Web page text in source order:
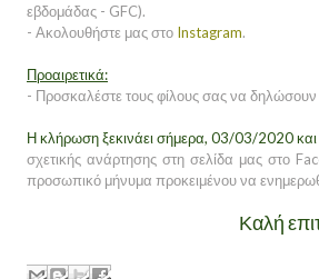
εβδομάδας - GFC).
- Ακολουθήστε μας στο Instagram.
Προαιρετικά:
- Προσκαλέστε τους φίλους σας να δηλώσουν
Η κλήρωση ξεκινάει σήμερα,03/03/2020
σχετικής ανάρτησης στη σελίδα μας στο
προσωπικό μήνυμα προκειμένου να
Καλή